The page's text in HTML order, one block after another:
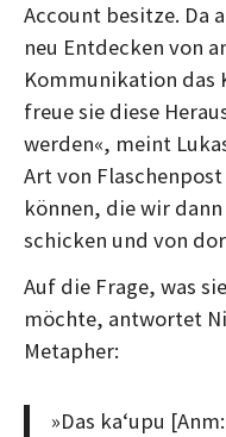
Account besitze. Da
neu Entdecken von
Kommunikation das
freue sie diese
werden«, meint
Art von
können, die wir
schicken und von
Auf die Frage, was
möchte, antwortet
Metapher:
»Das kaʻupu